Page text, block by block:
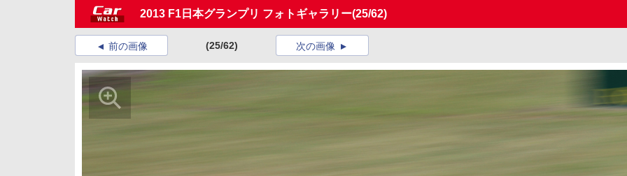
2013 F1日本グランプリ フォトギャラリー(25/62)
前の画像 (25/62) 次の画像